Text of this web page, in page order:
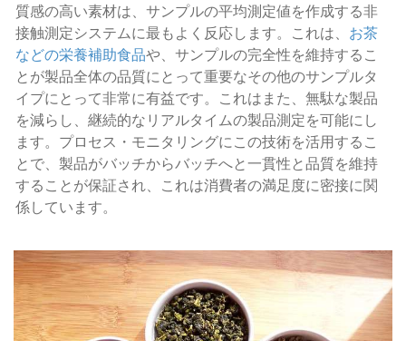
質感の高い素材は、サンプルの平均測定値を作成する非
接触測定システムに最もよく反応します。これは、 お茶
などの栄養補助食品や、サンプルの完全性を維持するこ
とが製品全体の品質にとって重要なその他のサンプルタ
イプにとって非常に有益です。これはまた、無駄な製品
を減らし、継続的なリアルタイムの製品測定を可能にし
ます。プロセス・モニタリングにこの技術を活用するこ
とで、製品がバッチからバッチへと一貫性と品質を維持
することが保証され、これは消費者の満足度に密接に関
係しています。